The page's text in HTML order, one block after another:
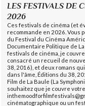
LES FESTIVALS DE
2026
Ces festivals de cinéma (et
recommande en 2026. Vous
du Festival du Cinéma
Documentaire Politique de
festivals de cinéma, je
consacré un recueil de
38, 2016), et deux romans
dans l'âme, Éditions du 38,
Film de La Baule (La
souhaitez que je couvre
cinématographique ou un